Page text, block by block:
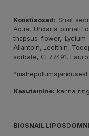
Koostisosad: Snail
Aqua, Undaria
thapsus flower,
Allantoin, Lecithin,
sorbate, CI 77491,
*mahepõllumajandusest
Kasutamine: kanna
BIOSNAIL